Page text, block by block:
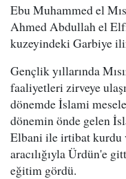
Ebu Muhammed el
Ahmed Abdullah el
kuzeyindeki Garbiye
Gençlik yıllarında
faaliyetleri zirveye
dönemde İslami
dönemin önde gelen
Elbani ile irtibat kurdu
aracılığıyla Ürdün'e
eğitim gördü.